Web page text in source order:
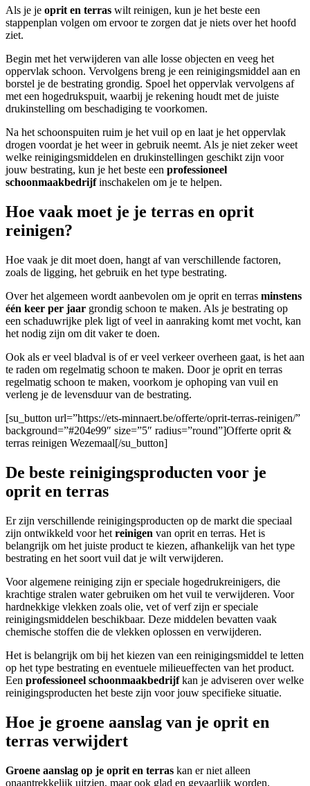
Als je je oprit en terras wilt reinigen, kun je het beste een
stappenplan volgen om ervoor te zorgen dat je niets over het hoofd
ziet.
Begin met het verwijderen van alle losse objecten en veeg het
oppervlak schoon. Vervolgens breng je een reinigingsmiddel aan en
borstel je de bestrating grondig. Spoel het oppervlak vervolgens af
met een hogedrukspuit, waarbij je rekening houdt met de juiste
drukinstelling om beschadiging te voorkomen.
Na het schoonspuiten ruim je het vuil op en laat je het oppervlak
drogen voordat je het weer in gebruik neemt. Als je niet zeker weet
welke reinigingsmiddelen en drukinstellingen geschikt zijn voor
jouw bestrating, kun je het beste een professioneel
schoonmaakbedrijfinschakelen om je te helpen.
Hoe vaak moet je je terras en oprit
reinigen?
Hoe vaak je dit moet doen, hangt af van verschillende factoren,
zoals de ligging, het gebruik en het type bestrating.
Over het algemeen wordt aanbevolen om je oprit en terras minstens
één keer per jaar grondig schoon te maken. Als je bestrating op
een schaduwrijke plek ligt of veel in aanraking komt met vocht, kan
het nodig zijn om dit vaker te doen.
Ook als er veel bladval is of er veel verkeer overheen gaat, is het aan
te raden om regelmatig schoon te maken. Door je oprit en terras
regelmatig schoon te maken, voorkom je ophoping van vuil en
verleng je de levensduur van de bestrating.
[su_button url=”https://ets-minnaert.be/offerte/oprit-terras-reinigen/”
background=”#204e99″ size=”5″ radius=”round”]Offerte oprit &
terras reinigen Wezemaal[/su_button]
De beste reinigingsproducten voor je
oprit en terras
Er zijn verschillende reinigingsproducten op de markt die speciaal
zijn ontwikkeld voor het reinigen van oprit en terras. Het is
belangrijk om het juiste product te kiezen, afhankelijk van het type
bestrating en het soort vuil dat je wilt verwijderen.
Voor algemene reiniging zijn er speciale hogedrukreinigers, die
krachtige stralen water gebruiken om het vuil te verwijderen. Voor
hardnekkige vlekken zoals olie, vet of verf zijn er speciale
reinigingsmiddelen beschikbaar. Deze middelen bevatten vaak
chemische stoffen die de vlekken oplossen en verwijderen.
Het is belangrijk om bij het kiezen van een reinigingsmiddel te letten
op het type bestrating en eventuele milieueffecten van het product.
Een professioneel schoonmaakbedrijfkan je adviseren over welke
reinigingsproducten het beste zijn voor jouw specifieke situatie.
Hoe je groene aanslag van je oprit en
terras verwijdert
Groene aanslag op je oprit en terras kan er niet alleen
onaantrekkelijk uitzien, maar ook glad en gevaarlijk worden.